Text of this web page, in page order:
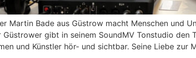
Martin Bade aus Güstrow macht Menschen und
gibt in seinem SoundMV Tonstudio den
und Künstler hör- und sichtbar. Seine Liebe